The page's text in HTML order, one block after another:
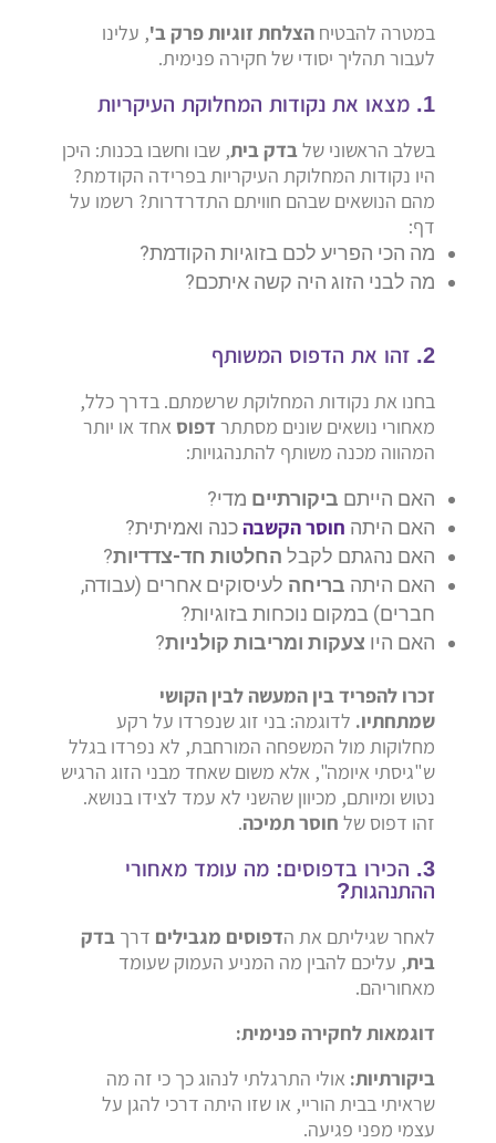
במטרה להבטיח הצלחת זוגיות פרק ב', עלינו
לעבור תהליך יסודי של חקירה פנימית.
1. מצאו את נקודות המחלוקת העיקריות
בשלב הראשוני שלבדק בית, שבו וחשבו בכנות: היכן
היו נקודות המחלוקת העיקריות בפרידה הקודמת?
מהם הנושאים שבהם חוויתם התדרדרות? רשמו על
דף:
מה הכי הפריע לכם בזוגיות הקודמת?
מה לבני הזוג היה קשה איתכם?
2. זהו את הדפוס המשותף
בחנו את נקודות המחלוקת שרשמתם. בדרך כלל,
מאחורי נושאים שונים מסתתר דפוסאחד או יותר
המהווה מכנה משותף להתנהגויות:
האם הייתם ביקורתיים מדי?
האם היתה חוסר הקשבהכנה ואמיתית?
האם נהגתם לקבל החלטות חד-צדדיות?
האם היתה בריחה לעיסוקים אחרים (עבודה,
חברים) במקום נוכחות בזוגיות?
האם היו צעקות ומריבות קולניות?
זכרו להפריד בין המעשה לבין הקושי
שמתחתיו. לדוגמה: בני זוג שנפרדו על רקע
מחלוקות מול המשפחה המורחבת, לא נפרדו בגלל
ש"גיסתי איומה", אלא משום שאחד מבני הזוג הרגיש
נטוש ומיותם, מכיוון שהשני לא עמד לצידו בנושא.
זהו דפוס של חוסר תמיכה.
3. הכירו בדפוסים: מה עומד מאחורי
ההתנהגות?
לאחר שגיליתם את הדפוסים מגבילים דרך בדק
בית, עליכם להבין מה המניע העמוק שעומד
מאחוריהם.
דוגמאות לחקירה פנימית:
ביקורתיות: אולי התרגלתי לנהוג כך כי זה מה
שראיתי בבית הוריי, או שזו היתה דרכי להגן על
עצמי מפני פגיעה.